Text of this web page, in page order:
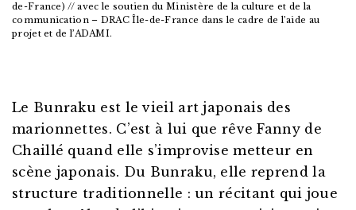
de-France) // avec le soutien du Ministère de la culture et de la
communication – DRAC Île-de-France dans le cadre de l’aide au
projet et de l’ADAMI.
Le Bunraku est le vieil art japonais des
marionnettes. C’est à lui que rêve Fanny de
Chaillé quand elle s’improvise metteur en
scène japonais. Du Bunraku, elle reprend la
structure traditionnelle : un récitant qui joue